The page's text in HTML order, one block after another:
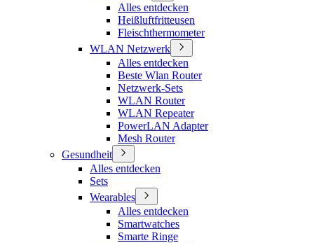
Alles entdecken
Heißluftfritteusen
Fleischthermometer
WLAN Netzwerk
Alles entdecken
Beste Wlan Router
Netzwerk-Sets
WLAN Router
WLAN Repeater
PowerLAN Adapter
Mesh Router
Gesundheit
Alles entdecken
Sets
Wearables
Alles entdecken
Smartwatches
Smarte Ringe